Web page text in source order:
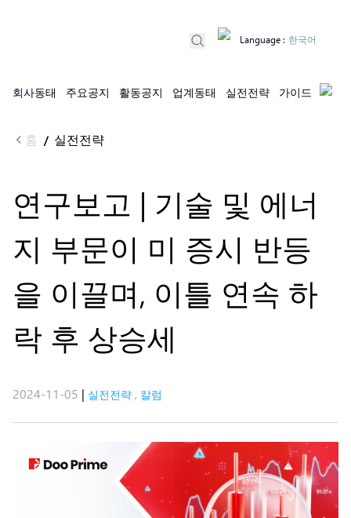
회사동태 주요공지 활동공지 업계동태 실전전략 가이드
Language : 한국어
홈 / 실전전략
연구보고 | 기술 및 에너
지 부문이 미 증시 반등
을 이끌며, 이틀 연속 하
락 후 상승세
2024-11-05 | 실전전략 , 칼럼